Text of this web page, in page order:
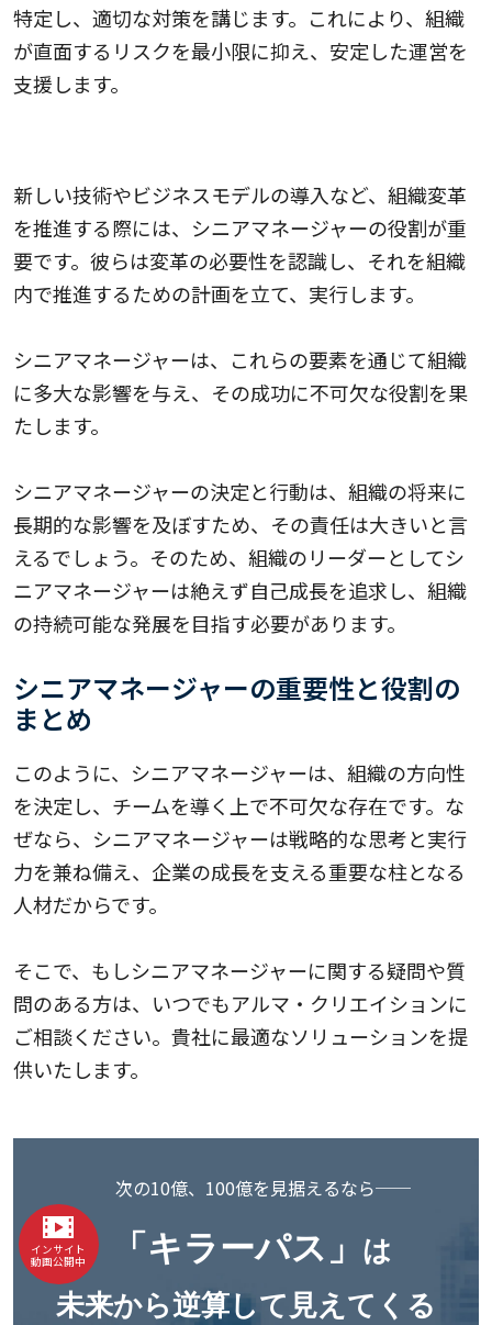
特定し、適切な対策を講じます。これにより、組織
が直面するリスクを最小限に抑え、安定した運営を
支援します。
新しい技術やビジネスモデルの導入など、組織変革
を推進する際には、シニアマネージャーの役割が重
要です。彼らは変革の必要性を認識し、それを組織
内で推進するための計画を立て、実行します。
シニアマネージャーは、これらの要素を通じて組織
に多大な影響を与え、その成功に不可欠な役割を果
たします。
シニアマネージャーの決定と行動は、組織の将来に
長期的な影響を及ぼすため、その責任は大きいと言
えるでしょう。そのため、組織のリーダーとしてシ
ニアマネージャーは絶えず自己成長を追求し、組織
の持続可能な発展を目指す必要があります。
シニアマネージャーの重要性と役割の
まとめ
このように、シニアマネージャーは、組織の方向性
を決定し、チームを導く上で不可欠な存在です。な
ぜなら、シニアマネージャーは戦略的な思考と実行
力を兼ね備え、企業の成長を支える重要な柱となる
人材だからです。
そこで、もしシニアマネージャーに関する疑問や質
問のある方は、いつでもアルマ・クリエイションに
ご相談ください。貴社に最適なソリューションを提
供いたします。
インサイト
動画公開中
次の10億、100億を見据えるなら──
「キラーパス」 は
未来から逆算して見えてくる